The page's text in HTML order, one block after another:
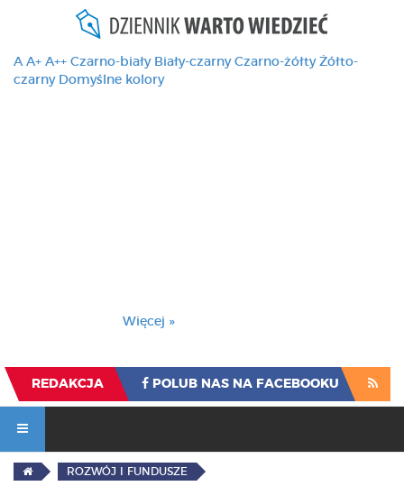
A A+ A++ Czarno-biały Biały-czarny Czarno-żółty Żółto-
czarny Domyślne kolory
Więcej »
REDAKCJA POLUB NAS NA FACEBOOKU
ROZWÓJ I FUNDUSZE